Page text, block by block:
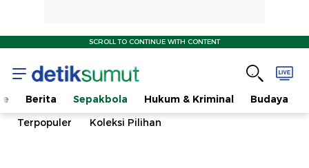
SCROLL TO CONTINUE WITH CONTENT
Berita Sepakbola Hukum & Kriminal Budaya
Terpopuler
Koleksi Pilihan